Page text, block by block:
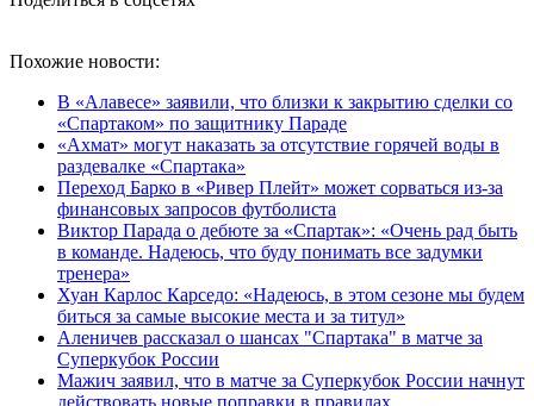
Похожие новости:
В «Алавесе» заявили, что близки к закрытию сделки со
«Спартаком» по защитнику Параде
«Ахмат» могут наказать за отсутствие горячей воды в
раздевалке «Спартака»
Переход Барко в «Ривер Плейт» может сорваться из‑за
финансовых запросов футболиста
Виктор Парада о дебюте за «Спартак»: «Очень рад быть
в команде. Надеюсь, что буду понимать все задумки
тренера»
Хуан Карлос Карседо: «Надеюсь, в этом сезоне мы будем
биться за самые высокие места и за титул»
Аленичев рассказал о шансах "Спартака" в матче за
Суперкубок России
Мажич заявил, что в матче за Суперкубок России начнут
действовать новые поправки в правилах